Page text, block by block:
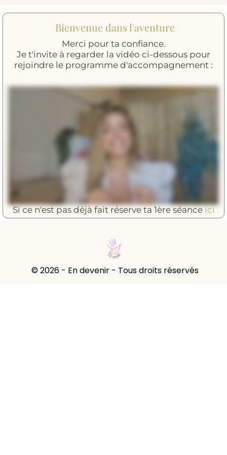
Bienvenue dans l'aventure
Merci pour ta confiance.
Je t'invite à regarder la vidéo ci-dessous pour
rejoindre le programme d'accompagnement :
Si ce n'est pas déjà fait réserve ta 1ère séanceici
© 2026 - En devenir - Tous droits réservés